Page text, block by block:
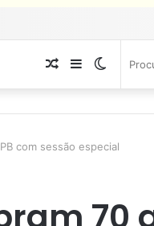
Switch
skin
Barra
Lateral
Artigo
aleatório
com sessão especial
70